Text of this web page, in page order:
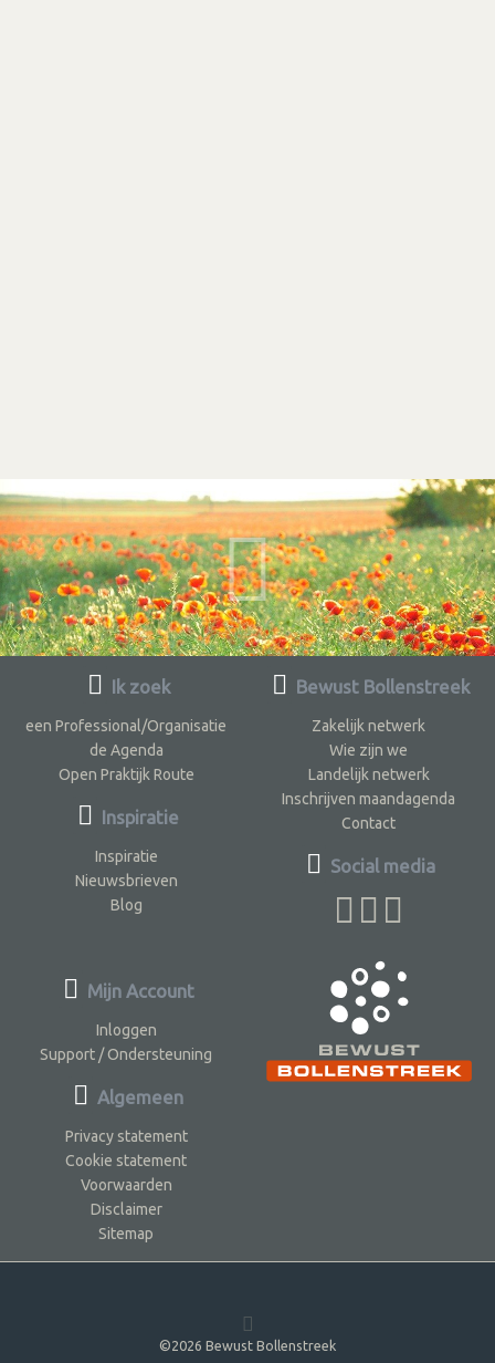
Ik zoek
een Professional/Organisatie
de Agenda
Open Praktijk Route
Inspiratie
Inspiratie
Nieuwsbrieven
Blog
Bewust Bollenstreek
Zakelijk netwerk
Wie zijn we
Landelijk netwerk
Inschrijven maandagenda
Contact
Social media
Mijn Account
Inloggen
Support / Ondersteuning
Algemeen
Privacy statement
Cookie statement
Voorwaarden
Disclaimer
Sitemap
©2026 Bewust Bollenstreek